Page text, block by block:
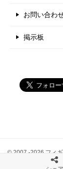
お問い合わ
掲示板
© 2007 -2026 フィ